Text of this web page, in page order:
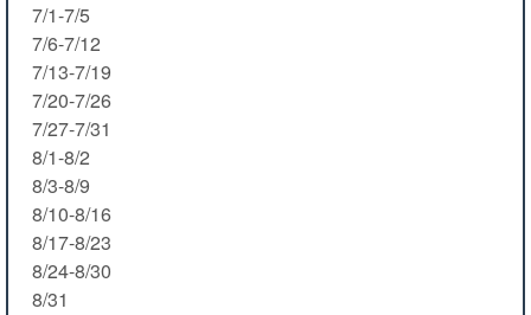
7/1-7/5
7/6-7/12
7/13-7/19
7/20-7/26
7/27-7/31
8/1-8/2
8/3-8/9
8/10-8/16
8/17-8/23
8/24-8/30
8/31